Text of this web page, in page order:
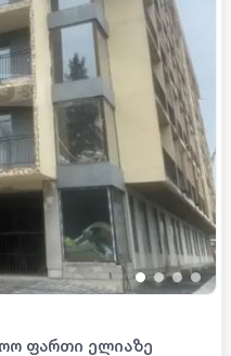
••••
ფართი ელიაზე